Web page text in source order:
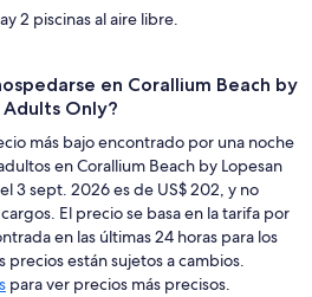
2 piscinas al aire libre.
en Corallium Beach by
Only?
más bajo encontrado por una noche
en Corallium Beach by Lopesan
3 sept. 2026 es de US$ 202, y no
El precio se basa en la tarifa por
en las últimas 24 horas para los
precios están sujetos a cambios.
para ver precios más precisos.